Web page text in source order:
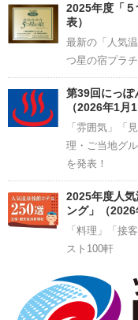
2025年度「
表）
最新の「人気
つ星の宿プラ
第39回にっぽ
（2026年1月
「雰囲気」「
理・ご当地グ
を発表！
2025年度人
ング」（2026
「料理」「接
スト100軒